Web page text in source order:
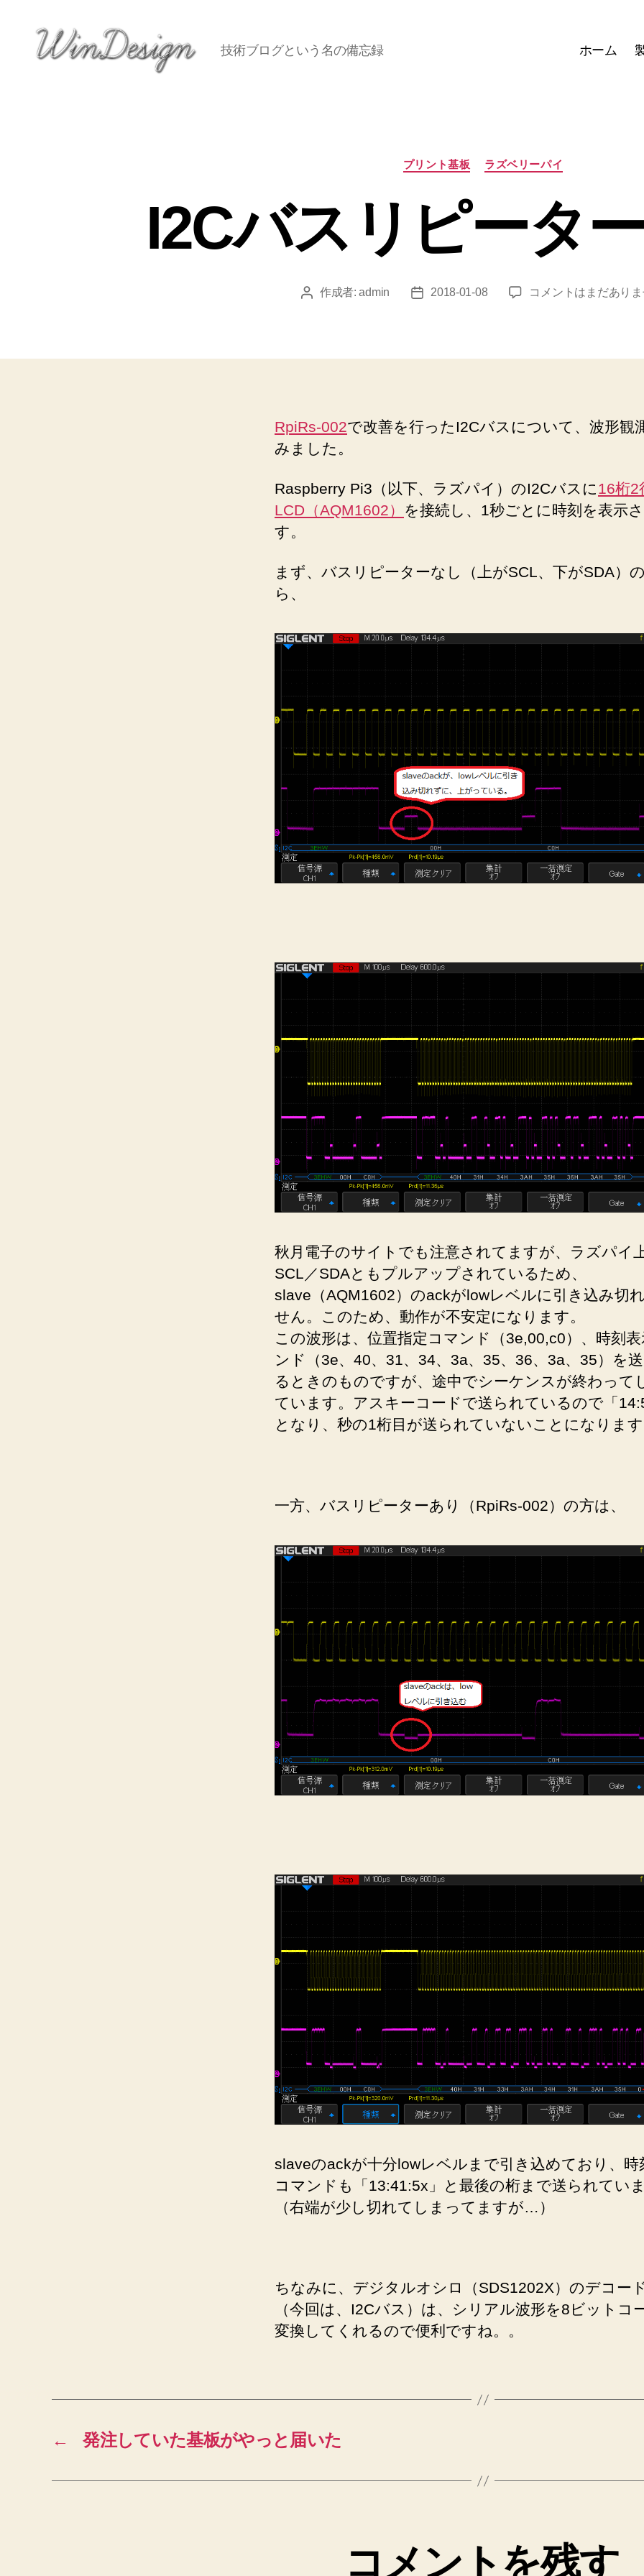
技術ブログという名の備忘録 ホーム
カ
テ
ー
プリント基板 ラズベリーパイ
I2Cバスリピータ
投 作成者:admin
投
2018-01-08
I2C
ピ
の
へ
コメントはまだあり
RpiRs-002で改善を行ったI2Cバスについて、波形観
みました。
Raspberry Pi3（以下、ラズパイ）のI2Cバスに 16桁2
LCD（AQM1602） を接続し、1秒ごとに時刻を表示
す。
まず、バスリピーターなし（上がSCL、下がSDA）
ら、
秋月電子のサイトでも注意されてますが、ラズパイ
SCL／SDAともプルアップされているため、
slave（AQM1602）のackがlowレベルに引き込み切
せん。このため、動作が不安定になります。
この波形は、位置指定コマンド（3e,00,c0）、時刻
ンド（3e、40、31、34、3a、35、36、3a、35）を
るときのものですが、途中でシーケンスが終わって
ています。アスキーコードで送られているので「
となり、秒の1桁目が送られていないことになりま
一方、バスリピーターあり（RpiRs-002）の方は、
slaveのackが十分lowレベルまで引き込めており、時
コマンドも「13:41:5x」と最後の桁まで送られてい
（右端が少し切れてしまってますが…）
ちなみに、デジタルオシロ（SDS1202X）のデコー
（今回は、I2Cバス）は、シリアル波形を8ビットコ
変換してくれるので便利ですね。。
← 発注していた基板がやっと届いた
コメントを残す